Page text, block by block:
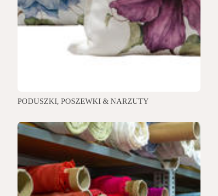
PODUSZKI, POSZEWKI & NARZUTY